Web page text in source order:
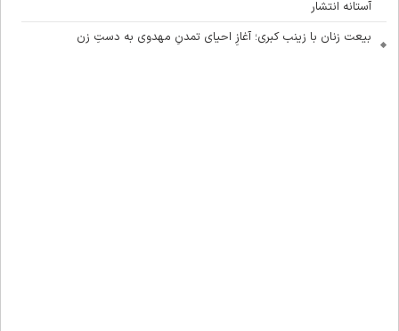
آستانه انتشار
بیعت زنان با زینب کبری؛ آغازِ احیای تمدنِ مهدوی به دستِ زن